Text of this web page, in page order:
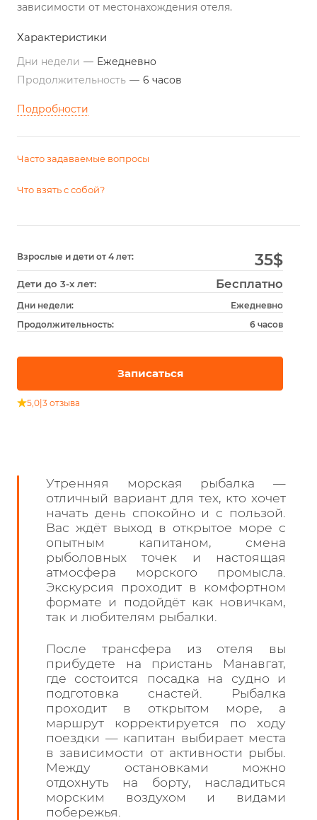
зависимости от местонахождения отеля.
Характеристики
Дни недели — Ежедневно
Продолжительность — 6 часов
Подробности
Часто задаваемые вопросы
Что взять с собой?
Взрослые и дети от 4 лет: 35$
Дети до 3-х лет: Бесплатно
Дни недели:
Ежедневно
Продолжительность:
6 часов
Записаться
5,0|3 отзыва
Утренняя морская рыбалка —
отличный вариант для тех, кто хочет
начать день спокойно и с пользой.
Вас ждёт выход в открытое море с
опытным капитаном, смена
рыболовных точек и настоящая
атмосфера морского промысла.
Экскурсия проходит в комфортном
формате и подойдёт как новичкам,
так и любителям рыбалки.
После трансфера из отеля вы
прибудете на пристань Манавгат,
где состоится посадка на судно и
подготовка снастей. Рыбалка
проходит в открытом море, а
маршрут корректируется по ходу
поездки — капитан выбирает места
в зависимости от активности рыбы.
Между остановками можно
отдохнуть на борту, насладиться
морским воздухом и видами
побережья.